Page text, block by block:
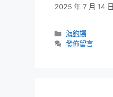
2025 年 7 月 14 日
分
類
海釣場
發佈留言